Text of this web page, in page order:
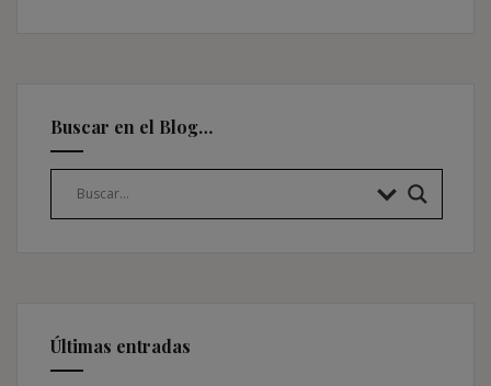
Buscar en el Blog…
Últimas entradas